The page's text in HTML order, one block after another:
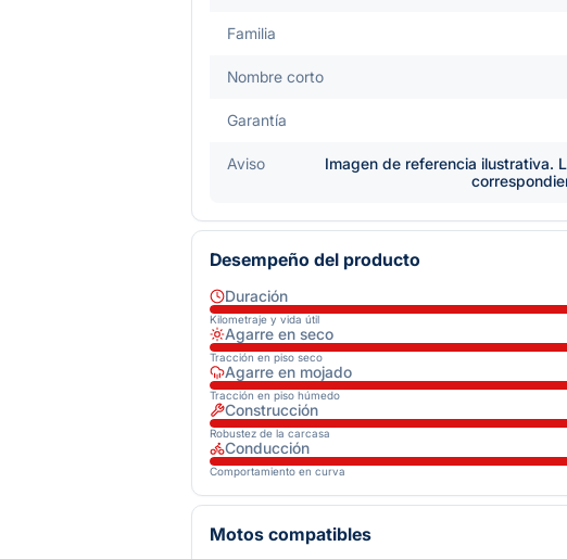
Familia
Nombre corto
Garantía
Aviso
Imagen de referencia ilustrativa.
Desempeño del producto
Duración
Kilometraje y vida útil
Agarre en seco
Tracción en piso seco
Agarre en mojado
Tracción en piso húmedo
Construcción
Robustez de la carcasa
Conducción
Comportamiento en curva
Motos compatibles